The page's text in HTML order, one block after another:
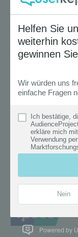
Powered by